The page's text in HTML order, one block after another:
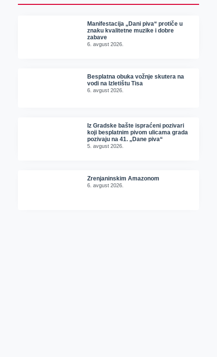
Manifestacija „Dani piva“ protiče u
znaku kvalitetne muzike i dobre
zabave
6. avgust 2026.
Besplatna obuka vožnje skutera na
vodi na Izletištu Tisa
6. avgust 2026.
Iz Gradske bašte ispraćeni pozivari
koji besplatnim pivom ulicama grada
pozivaju na 41. „Dane piva“
5. avgust 2026.
Zrenjaninskim Amazonom
6. avgust 2026.